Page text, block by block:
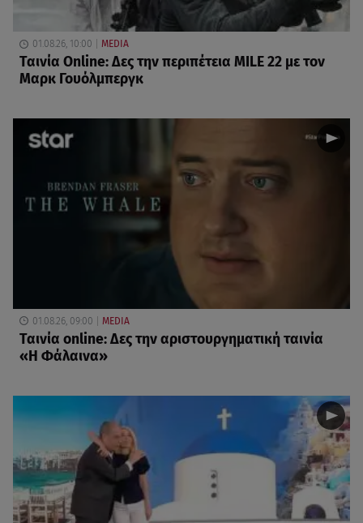
01.08.26, 10:00 MEDIA
Ταινία Online: Δες την περιπέτεια MILE 22 με τον
Μαρκ Γουόλμπεργκ
01.08.26, 09:00 MEDIA
Ταινία online: Δες την αριστουργηματική ταινία
«Η Φάλαινα»